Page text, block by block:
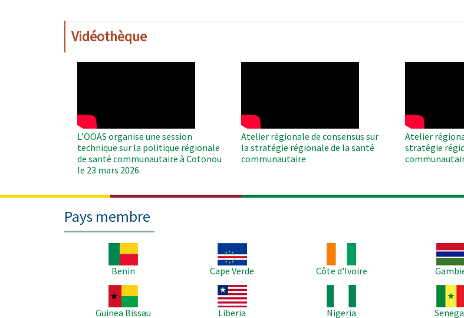
Vidéothèque
L’OOAS organise une session
technique sur la politique régionale
de santé communautaire à Cotonou
le 23 mars 2026.
Atelier régionale de consensus sur
la stratégie régionale de la santé
communautaire
Atelier
stratégie
Pays membre
Benin
Cape Verde
Côte d'Ivoire
Guinea Bissau
Liberia
Nigeria